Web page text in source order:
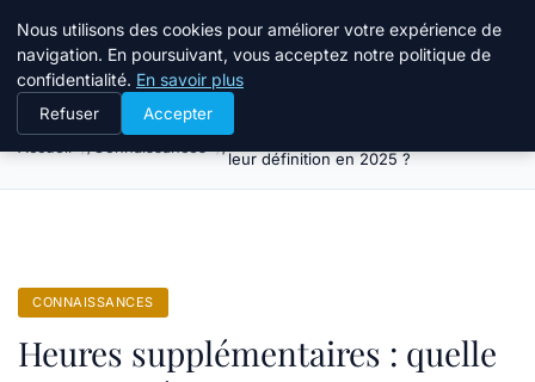
Bible Telemarketing
Heures supplémentaires : quelle est
leur définition en 2025 ?
CONNAISSANCES
Heures supplémentaires : quelle
Nous utilisons des cookies pour améliorer votre expérience de
navigation. En poursuivant, vous acceptez notre politique de
confidentialité. En savoir plus
Refuser Accepter